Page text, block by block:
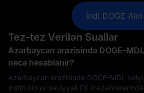
İndi DOGE Alın
Tez-tez Verilən Suallar
Azərbaycan ərazisində DOGE-
necə hesablanır?
Azərbaycan ərazisində DOGE-MDL
institusional səviyyəli FX